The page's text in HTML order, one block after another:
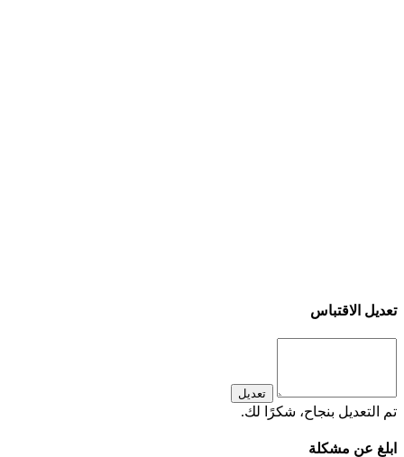
تعديل الاقتباس
تعديل
تم التعديل بنجاح، شكرًا لك.
ابلغ عن مشكلة